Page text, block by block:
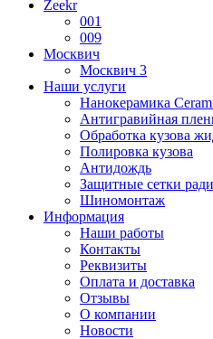
Zeekr
001
009
Москвич
Москвич 3
Наши услуги
Нанокерамика
Антигравийная
Обработка кузова
Полировка кузова
Антидождь
Защитные сетки
Шиномонтаж
Информация
Наши работы
Контакты
Реквизиты
Оплата и доставка
Отзывы
О компании
Новости